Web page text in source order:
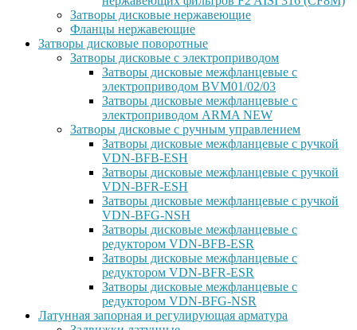
Затворы дисковые нержавеющие
Фланцы нержавеющие
Затворы дисковые поворотные
Затворы дисковые с электроприводом
Затворы дисковые межфланцевые с
электроприводом BVM01/02/03
Затворы дисковые межфланцевые с
электроприводом ARMA NEW
Затворы дисковые с ручным управлением
Затворы дисковые межфланцевые с ручкой
VDN-BFB-ESH
Затворы дисковые межфланцевые с ручкой
VDN-BFR-ESH
Затворы дисковые межфланцевые с ручкой
VDN-BFG-NSH
Затворы дисковые межфланцевые с
редуктором VDN-BFB-ESR
Затворы дисковые межфланцевые с
редуктором VDN-BFR-ESR
Затворы дисковые межфланцевые с
редуктором VDN-BFG-NSR
Латунная запорная и регулирующая арматура